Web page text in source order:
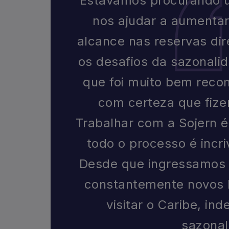
nos ajudar a
alcance nas reservas
os desafios da
que foi muito bem
com certeza que
Trabalhar com a Sojern
todo o processo é
Desde que
constantemente novos
visitar o Caribe,